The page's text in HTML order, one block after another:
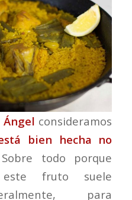
Ángel consideramos
bien hecha no
todo porque
este fruto suele
para